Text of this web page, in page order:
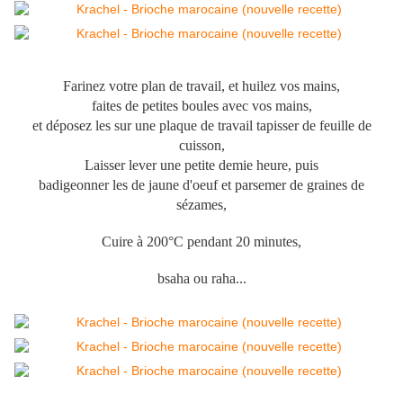
Farinez votre plan de travail, et huilez vos mains,
faites de petites boules avec vos mains,
et déposez les sur une plaque de travail tapisser de feuille de
cuisson,
Laisser lever une petite demie heure, puis
badigeonner les de jaune d'oeuf et parsemer de graines de
sézames,
Cuire à 200°C pendant 20 minutes,
bsaha ou raha...